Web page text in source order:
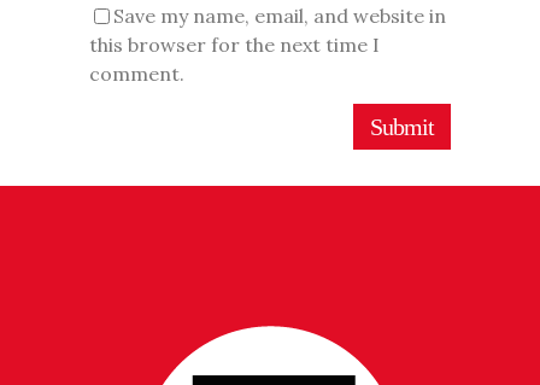
Save my name, email, and website in
this browser for the next time I
comment.